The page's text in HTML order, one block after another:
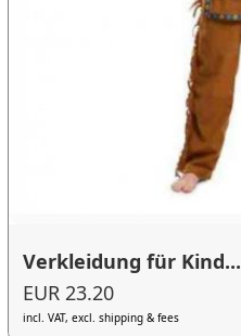
Verkleidung für Kind...
EUR 23.20
incl. VAT, excl. shipping & fees